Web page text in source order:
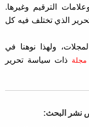
الترقيم وغيرها.
الذي تختلف فيه كل
ولهذا نوهنا في
مجلة ذات سياسة تحرير
نشر البحث: